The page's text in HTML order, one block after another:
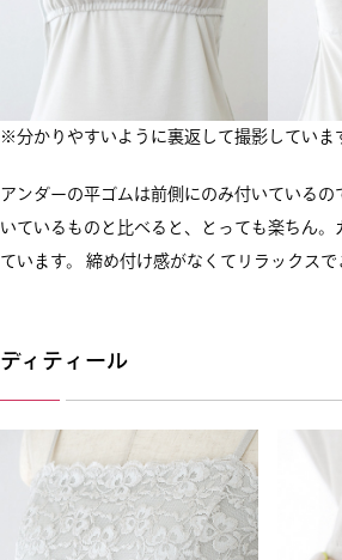
※分かりやすいように裏返して撮影していま
アンダーの平ゴムは前側にのみ付いている
いているものと比べると、とっても楽ちん。
ています。 締め付け感がなくてリラックスで
ディティール